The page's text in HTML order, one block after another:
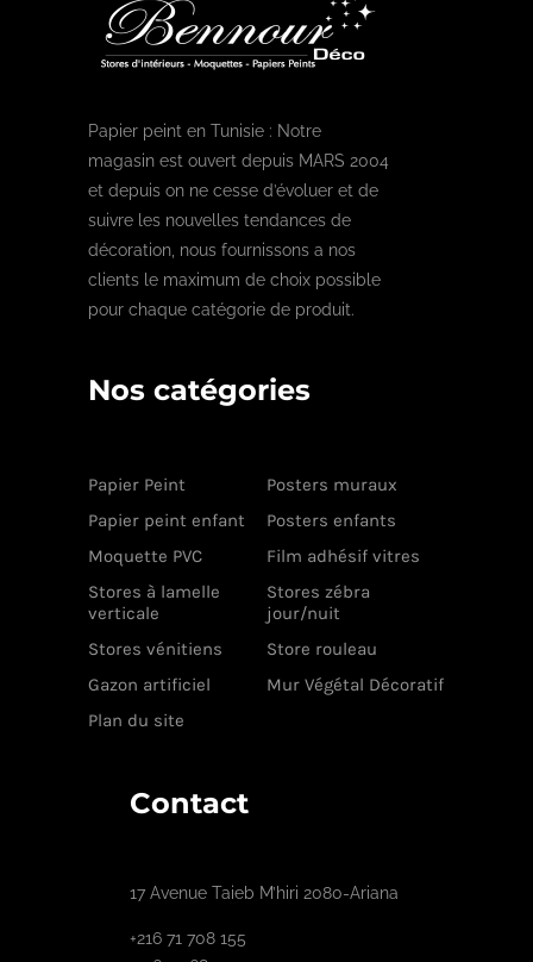
Papier peint en Tunisie : Notre
magasin est ouvert depuis MARS 2004
et depuis on ne cesse d’évoluer et de
suivre les nouvelles tendances de
décoration, nous fournissons a nos
clients le maximum de choix possible
pour chaque catégorie de produit.
Nos catégories
Papier Peint
Posters muraux
Papier peint enfant
Posters enfants
Moquette PVC
Film adhésif vitres
Stores à lamelle
verticale
Stores zébra
jour/nuit
Stores vénitiens
Store rouleau
Gazon artificiel
Mur Végétal Décoratif
Plan du site
Contact
17 Avenue Taieb M’hiri 2080-Ariana
+216 71 708 155